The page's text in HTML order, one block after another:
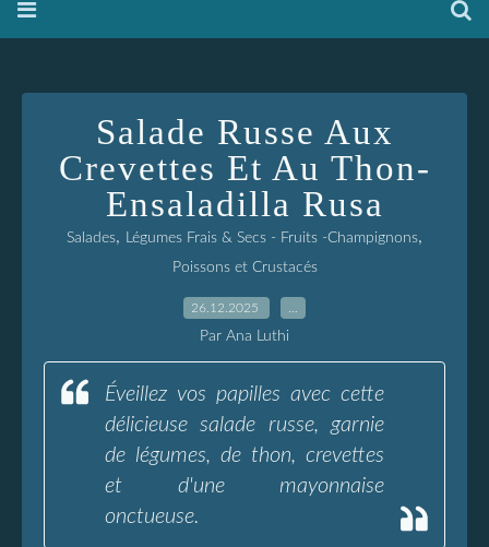
Salade Russe Aux
Crevettes Et Au Thon-
Ensaladilla Rusa
Salades, Légumes Frais & Secs - Fruits -Champignons,
Poissons et Crustacés
26.12.2025
Par Ana Luthi
Éveillez vos papilles avec cette
délicieuse salade russe, garnie
de légumes, de thon, crevettes
et d'une mayonnaise
onctueuse.